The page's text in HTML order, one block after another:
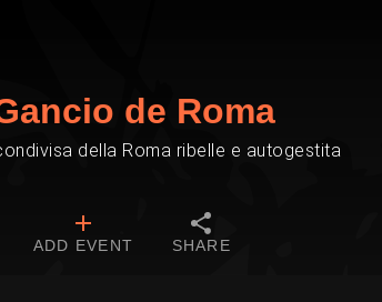
de Roma
della Roma ribelle e autogestita
ADD EVENT SHARE